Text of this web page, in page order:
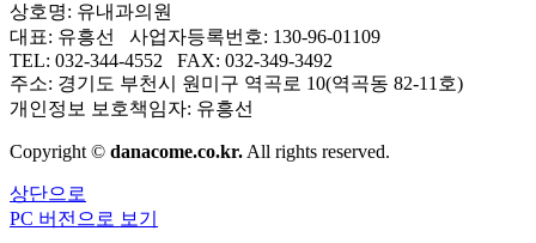
상호명: 유내과의원
대표: 유흥선 사업자등록번호: 130-96-01109
TEL: 032-344-4552 FAX: 032-349-3492
주소: 경기도 부천시 원미구 역곡로 10(역곡동 82-11호)
개인정보 보호책임자: 유흥선
Copyright © danacome.co.kr. All rights reserved.
상단으로
PC 버전으로 보기